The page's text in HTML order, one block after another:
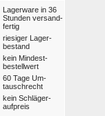
Lagerware in 36
Stunden ver­sand­
fertig
riesiger Lager­
bestand
kein Mindest­
bestell­wert
60 Tage Um­
tausch­recht
kein Schläger­
aufpreis